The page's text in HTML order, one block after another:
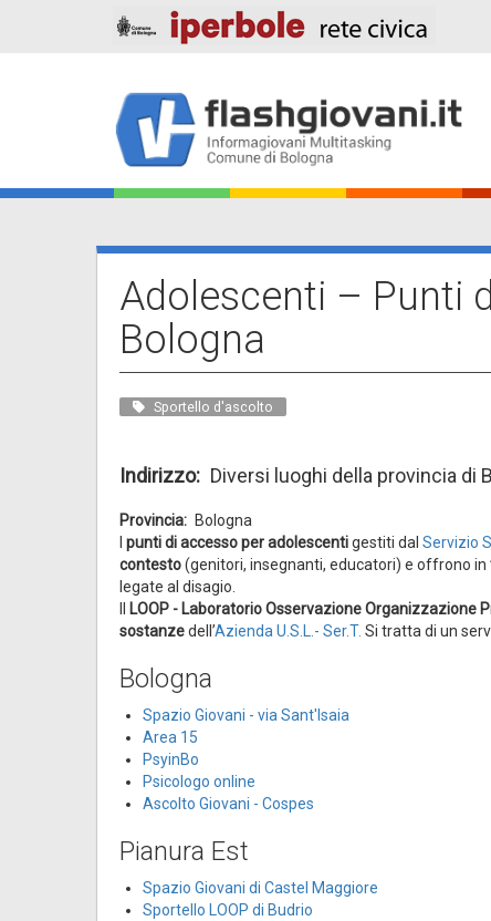
Main
navigation
Adolescenti – Punti
Bologna
Sportello d'ascolto
Indirizzo Diversi luoghi della provincia di
Provincia
Bologna
I punti di accesso per adolescentigestiti dal Servizio
contesto(genitori, insegnanti, educatori) e offrono in
legate al disagio.
Il LOOP - Laboratorio Osservazione Organizzazione
sostanzedell’Azienda U.S.L.- Ser.T. Si tratta di un
Bologna
Spazio Giovani - via Sant'Isaia
Area 15
PsyinBo
Psicologo online
Ascolto Giovani - Cospes
Pianura Est
Spazio Giovani di Castel Maggiore
Sportello LOOP di Budrio